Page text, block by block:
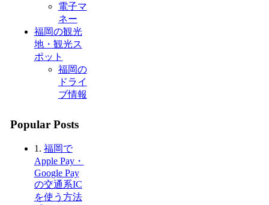
電子マ
ネー
福岡の観光
地・観光ス
ポット
福岡の
ドライ
ブ情報
Popular Posts
1. 福岡で
Apple Pay・
Google Pay
の交通系IC
を使う方法